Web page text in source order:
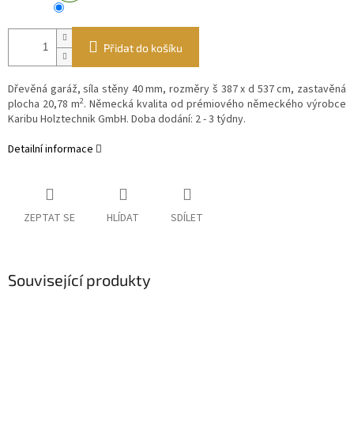
Přidat do košíku
Dřevěná garáž, síla stěny 40 mm, rozměry š 387 x d 537 cm, zastavěná
plocha 20,78 m2. Německá kvalita od prémiového německého výrobce
Karibu Holztechnik GmbH. Doba dodání: 2 - 3 týdny.
Detailní informace
ZEPTAT SE HLÍDAT SDÍLET
Související produkty